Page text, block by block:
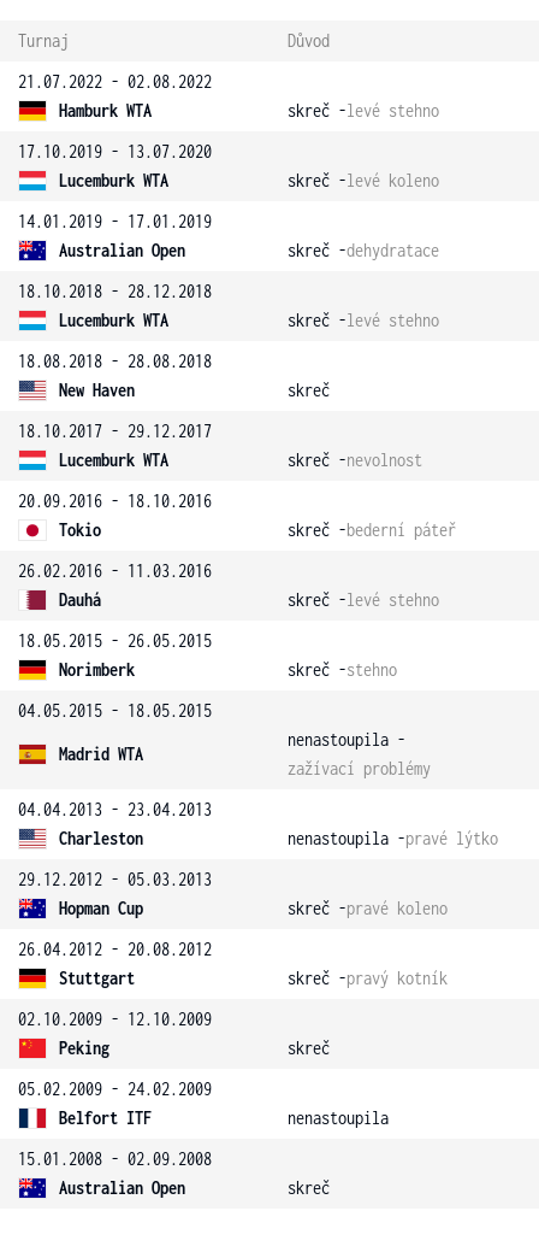
Turnaj
Důvod
21.07.2022 - 02.08.2022
Hamburk WTA
skreč -levé stehno
17.10.2019 - 13.07.2020
Lucemburk WTA
skreč -levé koleno
14.01.2019 - 17.01.2019
Australian Open
skreč -dehydratace
18.10.2018 - 28.12.2018
Lucemburk WTA
skreč -levé stehno
18.08.2018 - 28.08.2018
New Haven
skreč
18.10.2017 - 29.12.2017
Lucemburk WTA
skreč -nevolnost
20.09.2016 - 18.10.2016
Tokio
skreč -bederní páteř
26.02.2016 - 11.03.2016
Dauhá
skreč -levé stehno
18.05.2015 - 26.05.2015
Norimberk
skreč -stehno
04.05.2015 - 18.05.2015
Madrid WTA
nenastoupila -
zažívací problémy
04.04.2013 - 23.04.2013
Charleston
nenastoupila -pravé lýtko
29.12.2012 - 05.03.2013
Hopman Cup
skreč -pravé koleno
26.04.2012 - 20.08.2012
Stuttgart
skreč -pravý kotník
02.10.2009 - 12.10.2009
Peking
skreč
05.02.2009 - 24.02.2009
Belfort ITF
nenastoupila
15.01.2008 - 02.09.2008
Australian Open
skreč